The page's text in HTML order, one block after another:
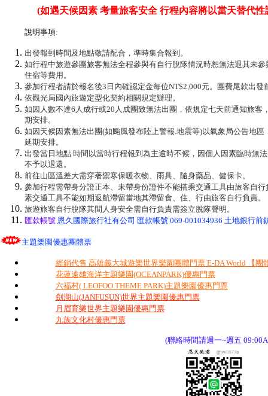
(如遇天候因素 考量旅客安全 行程內容將以當天替代性
說明事項:
出發報到時間及地點敬請配合，準時集合報到。
如行程中旅遊參團旅客無法全程參與有自行脫隊情況時恕無法退其未
住宿等費用。
參加行程者請於報名後3日內確認定金每位NT$2,000元。團費尾款出發
依觀光局國內旅遊定型化契約相關規定辦理。
如因人數不達6人成行或20人成團致無法出團，依規定七天前通知旅客
期安排。
如因天候因素無法出團(如颱風發布陸上警報.地震等)以氣象局公告地區
延期安排。
出發當日地點 時間以當時行程報到為主逾時不候，因個人因素臨時無
不予以退還。
前往山區溫差大需穿著禦寒保暖衣物、雨具、隨身藥品、健保卡。
參加行程需帶身分證正本、未帶身份證件不能搭乘交通工具由旅客自
素交通工具不能如期返航滯留當地其滯留食、住、行由旅客自行負責。
旅遊旅客自行脫隊其間人身安全需自行負責需簽立脫隊聲明。
匯款帳號 恩久國際旅行社有公司 匯款帳號 069-001034936 土地銀行前
主題樂園優惠團體票
經銷代售 高雄義大城遊樂世界樂園團體門票 E-DA World 【團
花蓮遠雄海洋主題樂園(OCEANPARK)優惠門票
六福村( LEOFOO THEME PARK)主題樂園優惠門票
劍湖山(JANFUSUN)世界主題樂園優惠門票
月眉育樂世界主題樂園優惠門票
九族文化村優惠門票
(聯絡時間請週一~週五